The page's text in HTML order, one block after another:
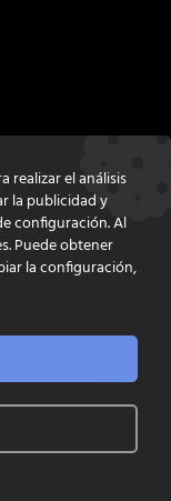
realizar el análisis
la publicidad y
configuración. Al
Puede obtener
la configuración,